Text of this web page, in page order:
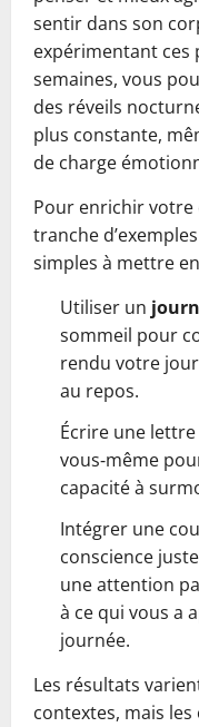
sentir dans son
expérimentant ces
semaines, vous
des réveils
plus constante,
de charge
Pour enrichir
tranche
simples à mettre
Utiliser un
sommeil pour
rendu votre
au repos.
Écrire une
vous‑même
capacité à
Intégrer une
conscience
une attention
à ce qui vous a
journée.
Les résultats
contextes, mais